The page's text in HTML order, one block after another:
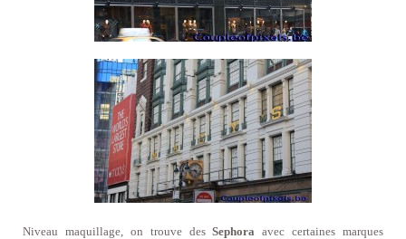
Niveau maquillage, on trouve desSephora avec certaines marques